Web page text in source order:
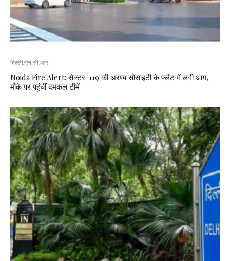
दिल्ली/एन.सी.आर.
Noida Fire Alert: सेक्टर-119 की अरण्य सोसाइटी के फ्लैट में लगी आग,
मौके पर पहुंचीं दमकल टीमें